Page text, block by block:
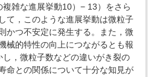
雑な進展挙動10）− 13）をさら
て，このような進展挙動は微粒子
かつ不安定に発生する。また，微
械的特性の向上につながるとも報
，微粒子数などの違いがき裂の
命との関係について十分な知見が